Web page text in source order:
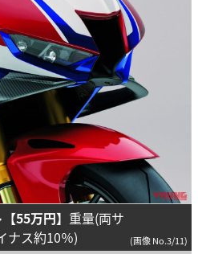
55万円】 重量(両サ
ナス約10％)
(画像 No.3/11)